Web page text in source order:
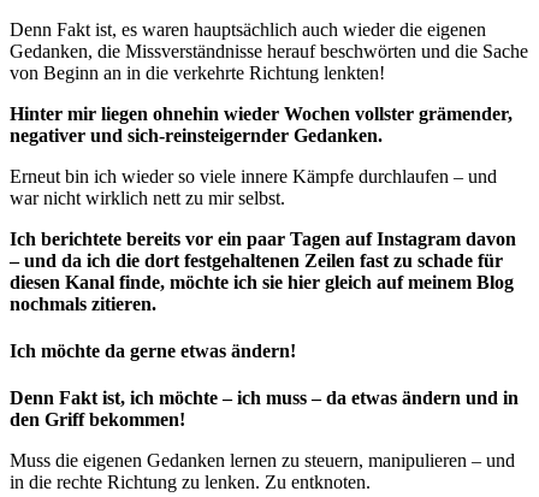
Denn Fakt ist, es waren hauptsächlich auch wieder die eigenen
Gedanken, die Missverständnisse herauf beschwörten und die Sache
von Beginn an in die verkehrte Richtung lenkten!
Hinter mir liegen ohnehin wieder Wochen vollster grämender,
negativer und sich-reinsteigernder Gedanken.
Erneut bin ich wieder so viele innere Kämpfe durchlaufen – und
war nicht wirklich nett zu mir selbst.
Ich berichtete bereits vor ein paar Tagen auf Instagram davon
– und da ich die dort festgehaltenen Zeilen fast zu schade für
diesen Kanal finde, möchte ich sie hier gleich auf meinem Blog
nochmals zitieren.
Ich möchte da gerne etwas ändern!
Denn Fakt ist, ich möchte – ich muss – da etwas ändern und in
den Griff bekommen!
Muss die eigenen Gedanken lernen zu steuern, manipulieren – und
in die rechte Richtung zu lenken. Zu entknoten.